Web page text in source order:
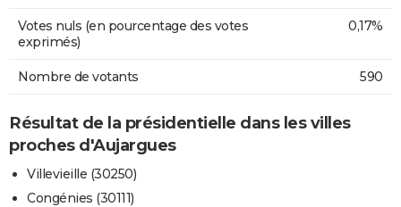
Votes nuls (en pourcentage des votes
exprimés)
0,17%
Nombre de votants 590
Résultat de la présidentielle dans les villes
proches d'Aujargues
Villevieille (30250)
Congénies (30111)